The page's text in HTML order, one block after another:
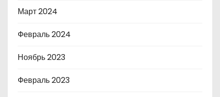
Март 2024
Февраль 2024
Ноябрь 2023
Февраль 2023